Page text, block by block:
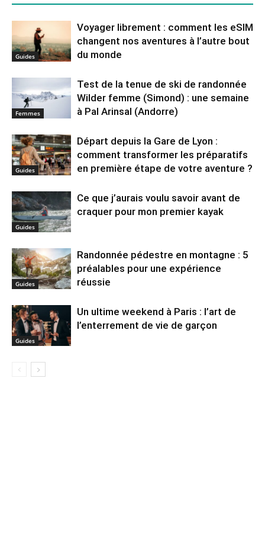
Guides
Voyager librement : comment les eSIM
changent nos aventures à l’autre bout
du monde
Femmes
Test de la tenue de ski de randonnée
Wilder femme (Simond) : une semaine
à Pal Arinsal (Andorre)
Guides
Départ depuis la Gare de Lyon :
comment transformer les préparatifs
en pre⁠mière étape de votre aventure ?
Guides
Ce que j’aurais voulu savoir avant de
craquer pour mon premier kayak
Guides
Randonnée pédestre en montagne : 5
préalables pour une expérience
réussie
Guides
Un ultime weekend à Paris : l’art de
l’enterrement de vie de garçon